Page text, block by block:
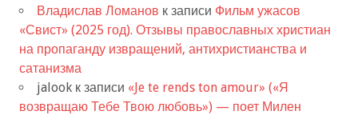
Владислав Ломанов к записи Фильм ужасов
«Свист» (2025 год). Отзывы православных христиан
на пропаганду извращений, антихристианства и
сатанизма
jalook к записи «Je te rends ton amour» («Я
возвращаю Тебе Твою любовь») — поет Милен